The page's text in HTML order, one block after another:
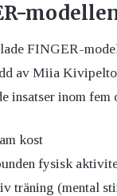
FINGER-
av Miia
insatser inom fem
kost
fysisk
träning (mental